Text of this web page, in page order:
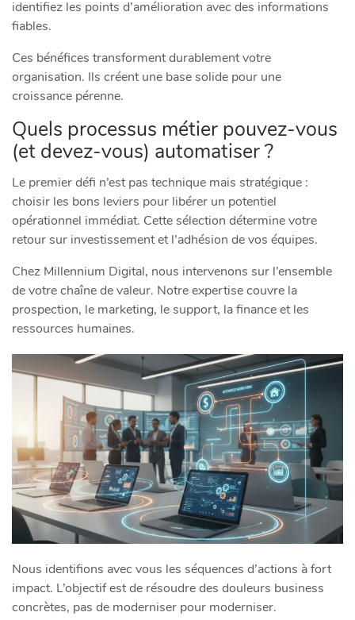
identifiez les points d’amélioration avec des informations
fiables.
Ces bénéfices transforment durablement votre
organisation. Ils créent une base solide pour une
croissance pérenne.
Quels processus métier pouvez-vous
(et devez-vous) automatiser ?
Le premier défi n’est pas technique mais stratégique :
choisir les bons leviers pour libérer un potentiel
opérationnel immédiat. Cette sélection détermine votre
retour sur investissement et l’adhésion de vos équipes.
Chez Millennium Digital, nous intervenons sur l’ensemble
de votre chaîne de valeur. Notre expertise couvre la
prospection, le marketing, le support, la finance et les
ressources humaines.
Nous identifions avec vous les séquences d’actions à fort
impact. L’objectif est de résoudre des douleurs business
concrètes, pas de moderniser pour moderniser.